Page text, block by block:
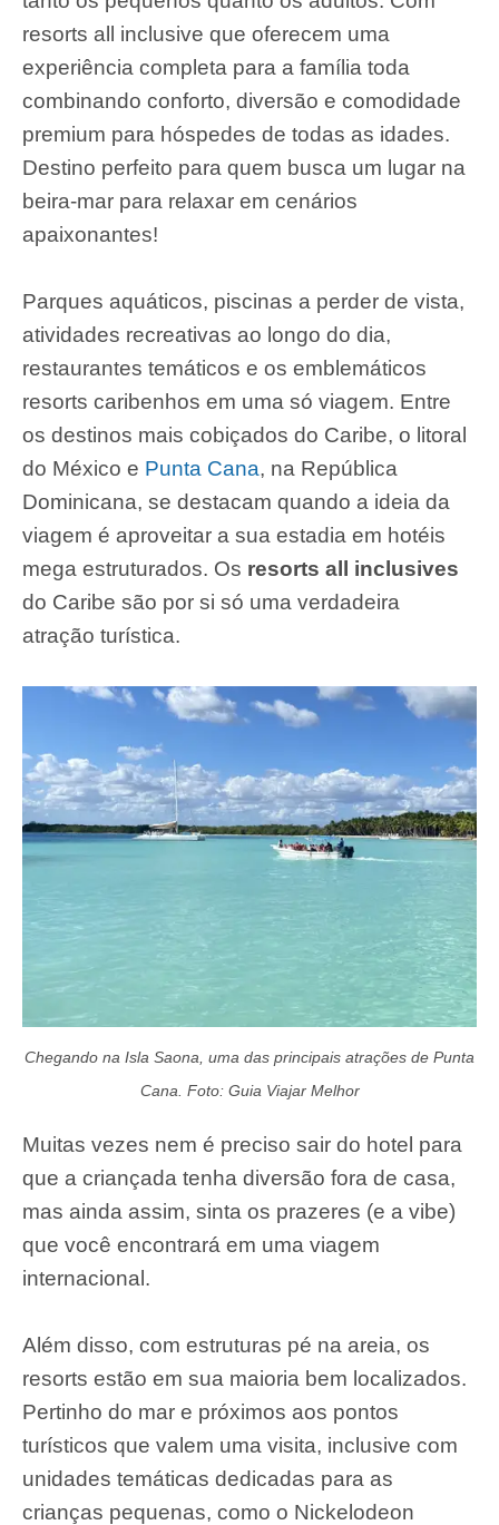
resorts all inclusive que oferecem uma
experiência completa para a família toda
combinando conforto, diversão e comodidade
premium para hóspedes de todas as idades.
Destino perfeito para quem busca um lugar na
beira-mar para relaxar em cenários
apaixonantes!
Parques aquáticos, piscinas a perder de vista,
atividades recreativas ao longo do dia,
restaurantes temáticos e os emblemáticos
resorts caribenhos em uma só viagem. Entre
os destinos mais cobiçados do Caribe, o litoral
do México e Punta Cana, na República
Dominicana, se destacam quando a ideia da
viagem é aproveitar a sua estadia em hotéis
mega estruturados. Os resorts all inclusives
do Caribe são por si só uma verdadeira
atração turística.
Chegando na Isla Saona, uma das principais atrações de Punta
Cana. Foto: Guia Viajar Melhor
Muitas vezes nem é preciso sair do hotel para
que a criançada tenha diversão fora de casa,
mas ainda assim, sinta os prazeres (e a vibe)
que você encontrará em uma viagem
internacional.
Além disso, com estruturas pé na areia, os
resorts estão em sua maioria bem localizados.
Pertinho do mar e próximos aos pontos
turísticos que valem uma visita, inclusive com
unidades temáticas dedicadas para as
crianças pequenas, como o Nickelodeon